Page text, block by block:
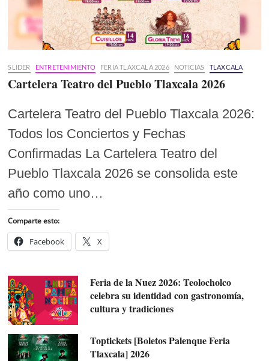
SLIDER ENTRETENIMIENTO FERIA TLAXCALA 2026 NOTICIAS TLAXCALA
Cartelera Teatro del Pueblo Tlaxcala 2026
Cartelera Teatro del Pueblo Tlaxcala 2026:
Todos los Conciertos y Fechas
Confirmadas La Cartelera Teatro del
Pueblo Tlaxcala 2026 se consolida este
año como uno…
Comparte esto:
Facebook X
Feria de la Nuez 2026: Teolocholco
celebra su identidad con gastronomía,
cultura y tradiciones
Toptickets [Boletos Palenque Feria
Tlaxcala] 2026